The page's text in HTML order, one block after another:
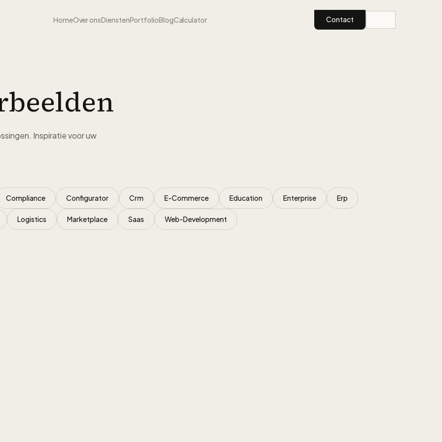
HomeOver onsDienstenPortfolioBlogCalculator Contact
Inspiratie voor uw
Compliance Configurator Crm E-Commerce Education Enterprise Erp
Logistics Marketplace Saas Web-Development